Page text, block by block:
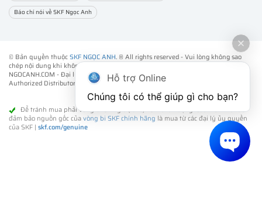
Báo chí nói về SKF Ngọc Anh
© Bản quyền thuộcSKF NGỌC ANH. ® All rights reserved - Vui lòng không sao
chép nội dung khi không được sự đồng ý của chúng tôi.
NGOCANH.COM - Đại lý ủy quyền vòng bi bạc đạn SKF chính hãng -
Authorized Distributor - Phân phối các sản phẩm SKF chính hãng tại Việt Nam.
Để tránh mua phải vòng bi SKF giả (fake) kém chất lượng. Cách tốt nhất để
đảm bảo nguồn gốc củavòng bi SKF chính hãng là mua từ các đại lý ủy quyền
của SKF | skf.com/genuine
Hỗ trợ Online
Chúng tôi có thể giúp gì cho bạn?